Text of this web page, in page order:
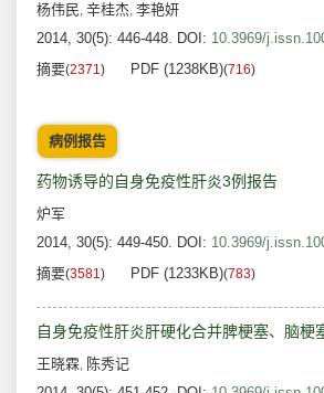
杨伟民, 辛桂杰, 李艳妍
2014, 30(5): 446-448. DOI: 10.3969/
摘要(2371) PDF (1238KB)(716)
病例报告
药物诱导的自身免疫性肝炎3例报告
炉军
2014, 30(5): 449-450. DOI: 10.3969/
摘要(3581) PDF (1233KB)(783)
自身免疫性肝炎肝硬化合并脾梗塞、脑梗
王晓霖, 陈秀记